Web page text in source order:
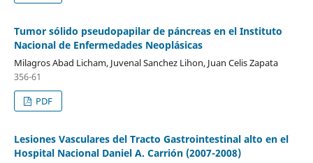
Tumor sólido pseudopapilar de páncreas en el Instituto
Nacional de Enfermedades Neoplásicas
Milagros Abad Licham, Juvenal Sanchez Lihon, Juan Celis Zapata
356-61
PDF
Lesiones Vasculares del Tracto Gastrointestinal alto en el
Hospital Nacional Daniel A. Carrión (2007-2008)